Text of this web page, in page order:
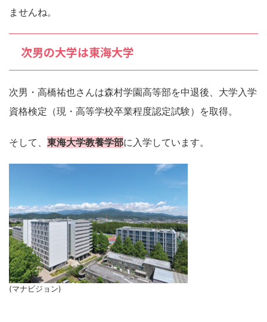
ませんね。
次男の大学は東海大学
次男・高橋祐也さんは森村学園高等部を中退後、大学入学
資格検定（現・高等学校卒業程度認定試験）を取得。
そして、 東海大学教養学部に入学しています。
(マナビジョン)